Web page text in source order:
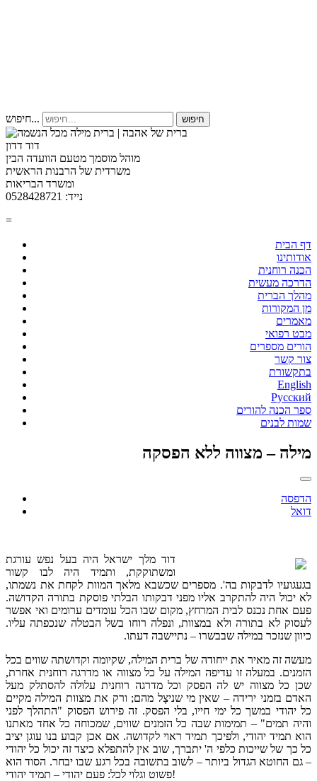
חיפוש... חיפוש
דוד דדון
מוהל מוסמך מטעם הוועדה הבין
משרדית של הרבנות הראשית
ומשרד הבריאות
נייד: 0528428721
=
דף הבית
אודותינו
הכנה רוחנית
הדרכה מעשית
מהלך הברית
מן המקורות
מאמרים
מבט רפואי
הורים מספרים
צור קשר
בתקשורת
English
Русский
ספר הכנה להורים
שמות לבנים
מילה – מצווה ללא הפסקה
הדפסה
דואל
דוד מלך ישראל היה בעל נפש עורגת
ומשתוקקת, ותמיד היה לבו קשור
בגעגועיו לדבקות בה'. מספרים שכשבא מלאך המוות לקחת את נשמתו,
לא יכול היה להתקרב אליו מפני דבקותו הבלתי פוסקת בתורה הקדושה.
פעם אחת נכנס לבית המרחץ, מקום שבו הכל עומדים ערומים ואי אפשר
לעסוק לא בתורה ולא במצוות, ונפלה רוחו בשל הבטלה שנכפתה עליו.
כיוון שנזכר במילה שבבשרו – נתיישבה דעתו.
מעשה זה מאיר את ייחודה של ברית המילה, שקיומה וקדושתה שווים בכל
הזמנים. במעלה זו עדיפה המילה על כל מצווה או מדרגה רוחנית אחרת,
שכן כל מצווה יש לה הפסק וכל מדרגה רוחנית עלולה להסתלק מעל
האדם בזמני ירידה – שאין מי שניצָל מהם; ורק את מצוות המילה מקיים
כל יהודי במשך כל ימי חייו, בלי הפסק. זה פירוש הפסוק "התהלך לפני
והיה תמים" – תמימות שבה כל הזמנים שווים, שמכוחה כל אחד מאתנו
הוא תמיד יהודי, ולפיכך תמיד ראוי לקדושה. אם אכן קבוע בנו עוגן יציב
כל כך של שייכות כלפי ה' יתברך, שוב אין להתפלא כיצד זה יכול כל יהודי
– גם החוטא הגדול ביותר – לשוב בתשובה בכל רגע שבו יבחר. הסוד הוא
פשוט וגלוי לכל: פעם יהודי – תמיד יהודי!